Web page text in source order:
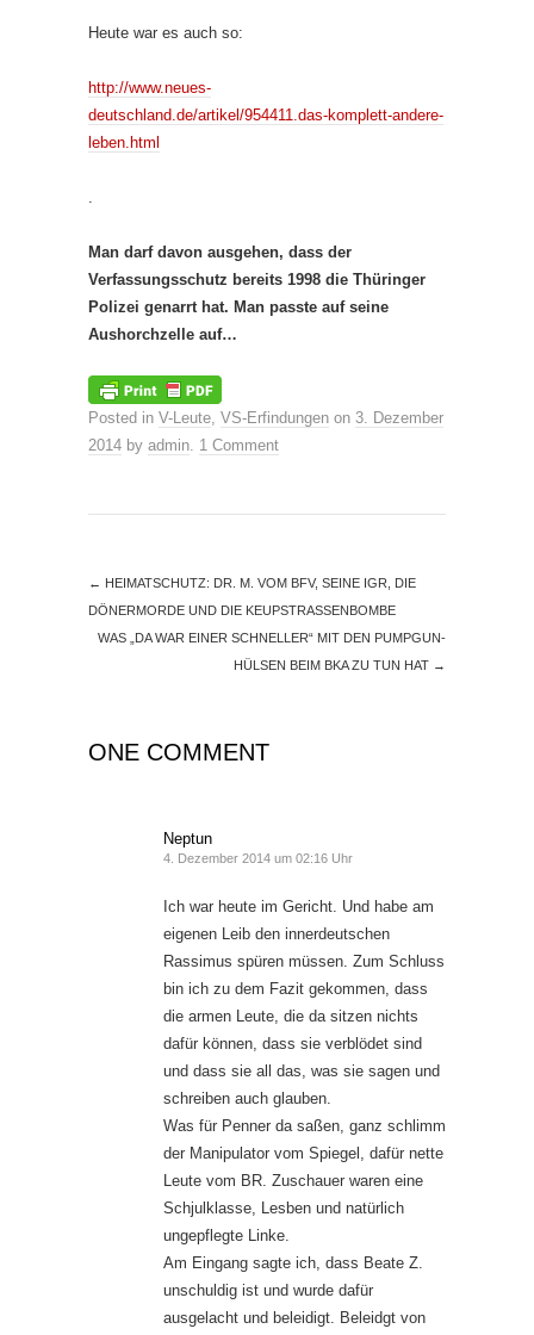
Heute war es auch so:
http://www.neues-
deutschland.de/artikel/954411.das-komplett-andere-
leben.html
Man darf davon ausgehen, dass der
Verfassungsschutz bereits 1998 die Thüringer
Polizei genarrt hat. Man passte auf seine
Aushorchzelle auf…
Posted in V-Leute, VS-Erfindungen on 3. Dezember
2014 by admin. 1 Comment
← HEIMATSCHUTZ: DR. M. VOM BFV, SEINE IGR, DIE
DÖNERMORDE UND DIE KEUPSTRASSENBOMBE
WAS „DA WAR EINER SCHNELLER“ MIT DEN PUMPGUN-
HÜLSEN BEIM BKA ZU TUN HAT →
ONE COMMENT
Neptun
4. Dezember 2014 um 02:16 Uhr
Ich war heute im Gericht. Und habe am
eigenen Leib den innerdeutschen
Rassimus spüren müssen. Zum Schluss
bin ich zu dem Fazit gekommen, dass
die armen Leute, die da sitzen nichts
dafür können, dass sie verblödet sind
und dass sie all das, was sie sagen und
schreiben auch glauben.
Was für Penner da saßen, ganz schlimm
der Manipulator vom Spiegel, dafür nette
Leute vom BR. Zuschauer waren eine
Schjulklasse, Lesben und natürlich
ungepflegte Linke.
Am Eingang sagte ich, dass Beate Z.
unschuldig ist und wurde dafür
ausgelacht und beleidigt. Beleidgt von